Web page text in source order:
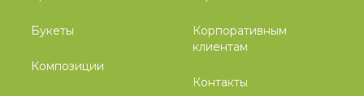
Букеты
Композиции
Корпоративным
клиентам
Контакты